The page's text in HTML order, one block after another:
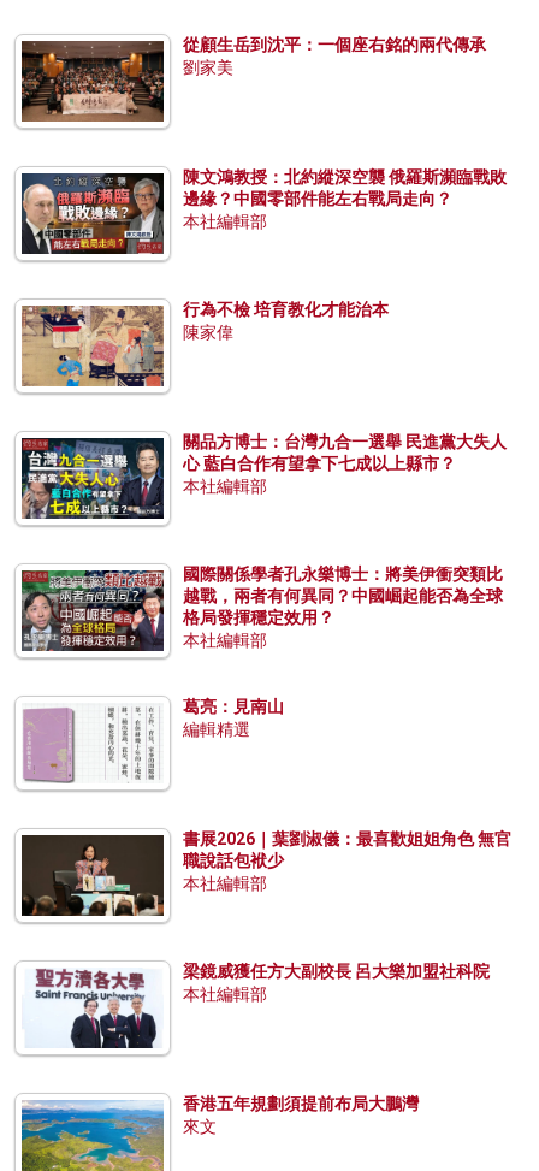
從顧生岳到沈平：一個座右銘的兩代傳承
劉家美
陳文鴻教授：北約縱深空襲 俄羅斯瀕臨戰敗
邊緣？中國零部件能左右戰局走向？
本社編輯部
行為不檢 培育教化才能治本
陳家偉
關品方博士：台灣九合一選舉 民進黨大失人
心 藍白合作有望拿下七成以上縣市？
本社編輯部
國際關係學者孔永樂博士：將美伊衝突類比
越戰，兩者有何異同？中國崛起能否為全球
格局發揮穩定效用？
本社編輯部
葛亮：見南山
編輯精選
書展2026｜葉劉淑儀：最喜歡姐姐角色 無官
職說話包袱少
本社編輯部
梁鏡威獲任方大副校長 呂大樂加盟社科院
本社編輯部
香港五年規劃須提前布局大鵬灣
來文